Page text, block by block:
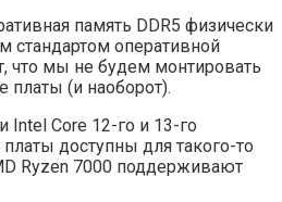
память DDR5 физически
стандартом оперативной
что мы не будем монтировать
платы (и наоборот).
Intel Core 12-го и 13-го
доступны для такого-то
Ryzen 7000 поддерживают